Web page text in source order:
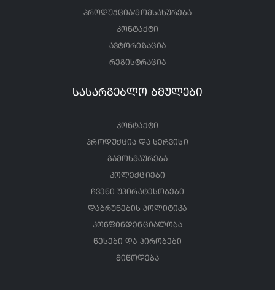
პროდუქცია/მომსახურება
კონტაქტი
ავტორიზაცია
რეგისტრაცია
სასარგებლო ბმულები
კონტაქტი
პროდუქცია და სერვისი
გამოხმაურება
კოლექციები
ჩვენი უპირატესობები
დაბრუნების პოლიტიკა
კონფინდენციალობა
წესები და პირობები
მიწოდება